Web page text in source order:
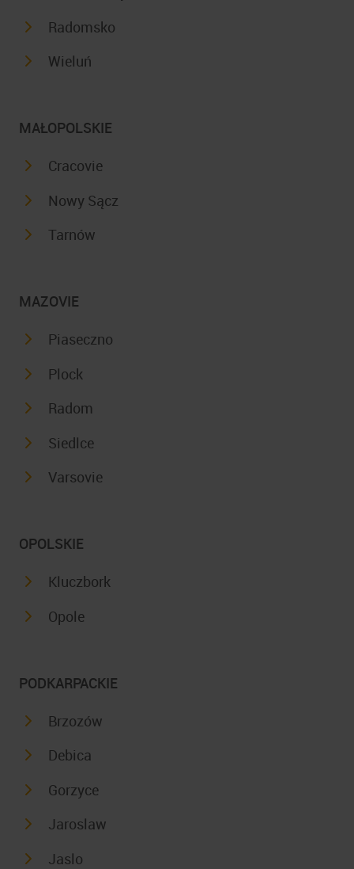
Radomsko
Wieluń
MAŁOPOLSKIE
Cracovie
Nowy Sącz
Tarnów
MAZOVIE
Piaseczno
Plock
Radom
Siedlce
Varsovie
OPOLSKIE
Kluczbork
Opole
PODKARPACKIE
Brzozów
Debica
Gorzyce
Jaroslaw
Jaslo